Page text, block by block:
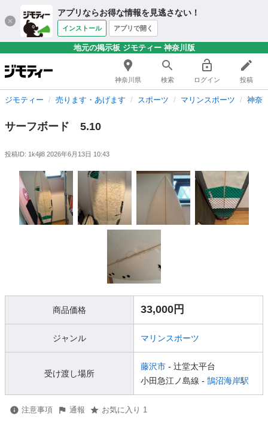
アプリならお得な情報を見逃さない！
インストール アプリで開く
地元の掲示板 ジモティー 神奈川版
神奈川県 検索 ログイン 投稿
ジモティー 売ります・あげます スポーツ マリンスポーツ 神奈
サーフボード 5.10
投稿ID: 1k4jl8 2026年6月13日 10:43
商品価格 33,000円
ジャンル マリンスポーツ
受け渡し場所
藤沢市 - 辻堂太平台
小田急江ノ島線 - 鵠沼海岸駅
注意事項 通報 お気に入り 1